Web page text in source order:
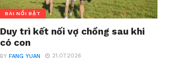
BÀI NỔI BẬT
Duy trì kết nối vợ chồng sau khi
có con
BYFANG YUAN 21.07.2026